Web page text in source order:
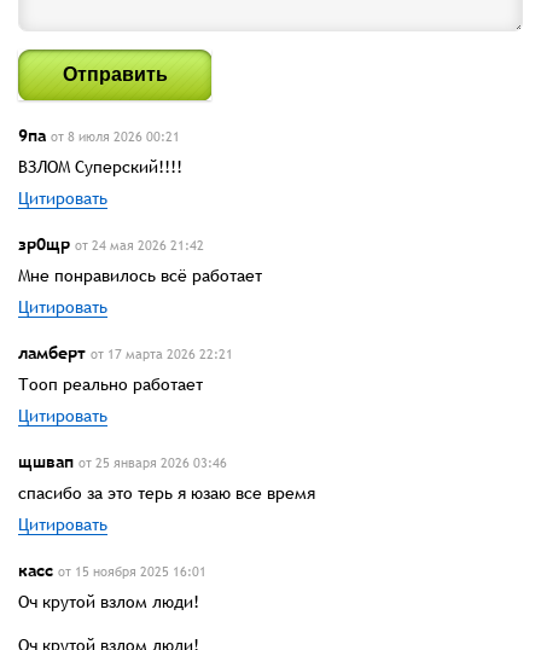
Отправить
9па от 8 июля 2026 00:21
ВЗЛОМ Суперский!!!!
Цитировать
зр0щр от 24 мая 2026 21:42
Мне понравилось всё работает
Цитировать
ламберт от 17 марта 2026 22:21
Тооп реально работает
Цитировать
щшвап от 25 января 2026 03:46
спасибо за это терь я юзаю все время
Цитировать
касс от 15 ноября 2025 16:01
Оч крутой взлом люди!